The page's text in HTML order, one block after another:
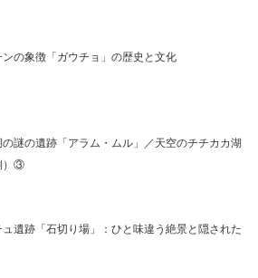
ンの象徴「ガウチョ」の歴史と文化
謎の遺跡「アラム・ムル」／天空のチチカカ湖
）③
ュ遺跡「石切り場」：ひと味違う絶景と隠された